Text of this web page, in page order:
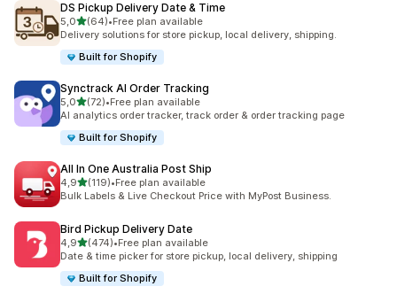
DS Pickup Delivery Date & Time
5,0stelle su 5
(64)
64 recensioni totali
•Free plan available
Delivery solutions for store pickup, local delivery, shipping.
Built for Shopify
Synctrack AI Order Tracking
5,0stelle su 5
(72)
72 recensioni totali
•Free plan available
AI analytics order tracker, track order & order tracking page
Built for Shopify
All In One Australia Post Ship
4,9stelle su 5
(119)
119 recensioni totali
•Free plan available
Bulk Labels & Live Checkout Price with MyPost Business.
Bird Pickup Delivery Date
4,9stelle su 5
(474)
474 recensioni totali
•Free plan available
Date & time picker for store pickup, local delivery, shipping
Built for Shopify